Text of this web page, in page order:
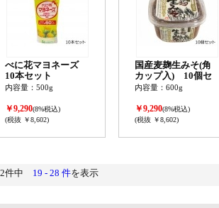
べに花マヨネーズ
10本セット
内容量：500g
￥9,290(8%税込)
(税抜 ￥8,602)
国産麦麹生みそ(角
カップ入) 10個セ
ット
内容量：600g
￥9,290(8%税込)
(税抜 ￥8,602)
件中 19 - 28 件を表示